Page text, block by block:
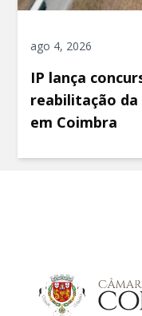
ago 4, 2026
IP lança
reabilitação da
em Coimbra